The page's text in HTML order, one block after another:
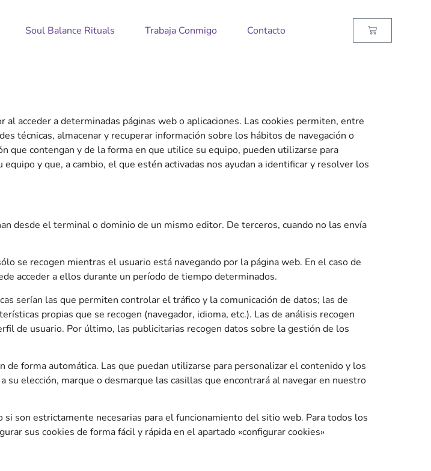
Soul Balance Rituals Trabaja Conmigo Contacto
acceder a determinadas páginas web o aplicaciones. Las cookies permiten, entre
técnicas, almacenar y recuperar información sobre los hábitos de navegación o
que contengan y de la forma en que utilice su equipo, pueden utilizarse para
y que, a cambio, el que estén activadas nos ayudan a identificar y resolver los
desde el terminal o dominio de un mismo editor. De terceros, cuando no las envía
se recogen mientras el usuario está navegando por la página web. En el caso de
acceder a ellos durante un período de tiempo determinados.
serían las que permiten controlar el tráfico y la comunicación de datos; las de
propias que se recogen (navegador, idioma, etc.). Las de análisis recogen
de usuario. Por último, las publicitarias recogen datos sobre la gestión de los
forma automática. Las que puedan utilizarse para personalizar el contenido y los
elección, marque o desmarque las casillas que encontrará al navegar en nuestro
son estrictamente necesarias para el funcionamiento del sitio web. Para todos los
sus cookies de forma fácil y rápida en el apartado «configurar cookies»